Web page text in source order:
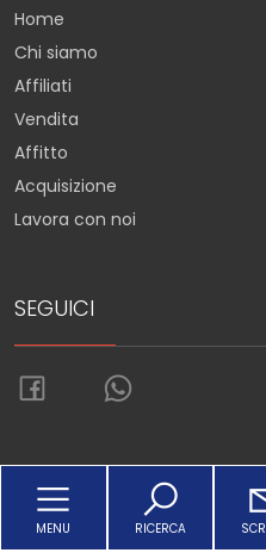
Home
Chi siamo
Affiliati
Vendita
Affitto
Acquisizione
Lavora con noi
SEGUICI
Torna su
MENU RICERCA